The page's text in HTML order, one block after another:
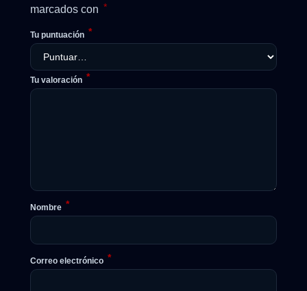
marcados con *
Tu puntuación *
Tu valoración *
Nombre *
Correo electrónico *